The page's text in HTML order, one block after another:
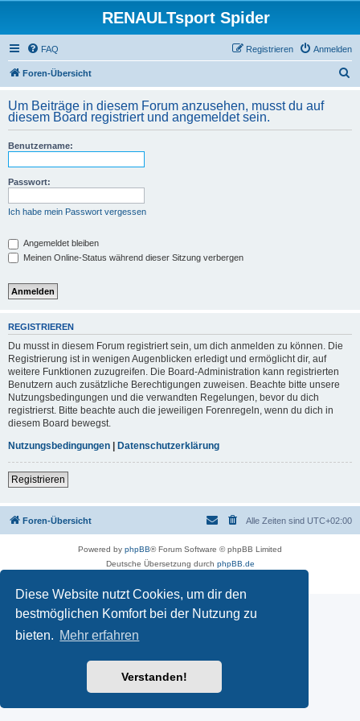
Diese Website nutzt Cookies, um dir den
bestmöglichen Komfort bei der Nutzung zu
bieten. Mehr erfahren
Verstanden!
RENAULTsport Spider
FAQ Anmelden
Registrieren
Foren-Übersicht
h
Um Beiträge in diesem Forum anzusehen, musst du auf
diesem Board registriert und angemeldet sein.
Benutzername:
Passwort:
Ich habe mein Passwort vergessen
Angemeldet bleiben
Meinen Online-Status während dieser Sitzung verbergen
REGISTRIEREN
Du musst in diesem Forum registriert sein, um dich anmelden zu können. Die
Registrierung ist in wenigen Augenblicken erledigt und ermöglicht dir, auf
weitere Funktionen zuzugreifen. Die Board-Administration kann registrierten
Benutzern auch zusätzliche Berechtigungen zuweisen. Beachte bitte unsere
Nutzungsbedingungen und die verwandten Regelungen, bevor du dich
registrierst. Bitte beachte auch die jeweiligen Forenregeln, wenn du dich in
diesem Board bewegst.
Nutzungsbedingungen | Datenschutzerklärung
Registrieren
Foren-Übersicht Alle Zeiten sind UTC+02:00
Powered by phpBB® Forum Software © phpBB Limited
Deutsche Übersetzung durch phpBB.de